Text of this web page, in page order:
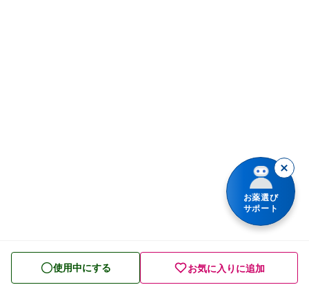
皮膚薬 使用中にする お気に入りに追加
お薬選び
サポート